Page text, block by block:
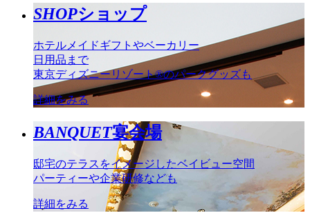
SHOPショップ
ホテルメイドギフトやベーカリー
日用品まで
東京ディズニーリゾート®のパークグッズも
詳細をみる
BANQUET宴会場
邸宅のテラスをイメージしたベイビュー空間
パーティーや企業研修なども
詳細をみる